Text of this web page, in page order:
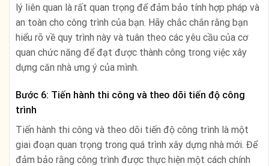
lý liên quan là rất quan trọng để đảm bảo tính hợp pháp và
an toàn cho công trình của bạn. Hãy chắc chắn rằng bạn
hiểu rõ về quy trình này và tuân theo các yêu cầu của cơ
quan chức năng để đạt được thành công trong việc xây
dựng căn nhà ưng ý của mình.
Bước 6: Tiến hành thi công và theo dõi tiến độ công
trình
Tiến hành thi công và theo dõi tiến độ công trình là một
giai đoạn quan trọng trong quá trình xây dựng nhà mới. Để
đảm bảo rằng công trình được thực hiện một cách chính